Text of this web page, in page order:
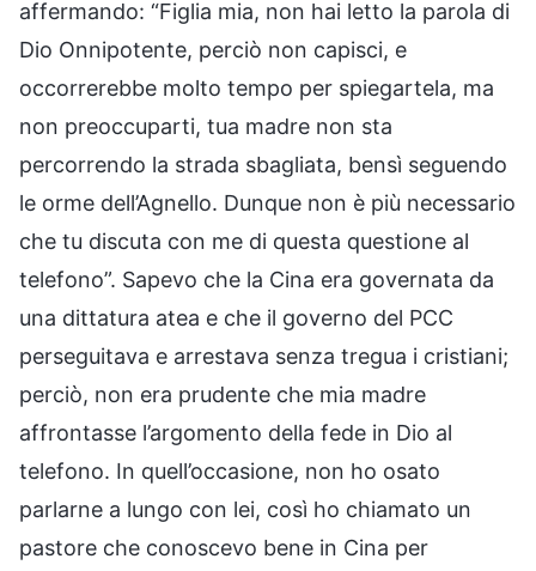
affermando: “Figlia mia, non hai letto la parola di
Dio Onnipotente, perciò non capisci, e
occorrerebbe molto tempo per spiegartela, ma
non preoccuparti, tua madre non sta
percorrendo la strada sbagliata, bensì seguendo
le orme dell’Agnello. Dunque non è più necessario
che tu discuta con me di questa questione al
telefono”. Sapevo che la Cina era governata da
una dittatura atea e che il governo del PCC
perseguitava e arrestava senza tregua i cristiani;
perciò, non era prudente che mia madre
affrontasse l’argomento della fede in Dio al
telefono. In quell’occasione, non ho osato
parlarne a lungo con lei, così ho chiamato un
pastore che conoscevo bene in Cina per